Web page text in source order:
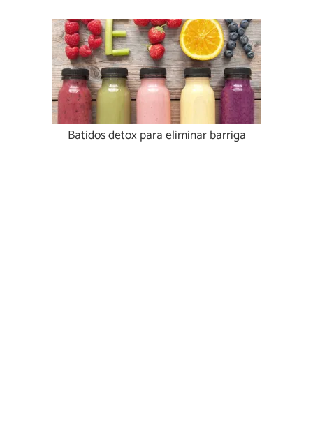
Batidos detox para eliminar barriga